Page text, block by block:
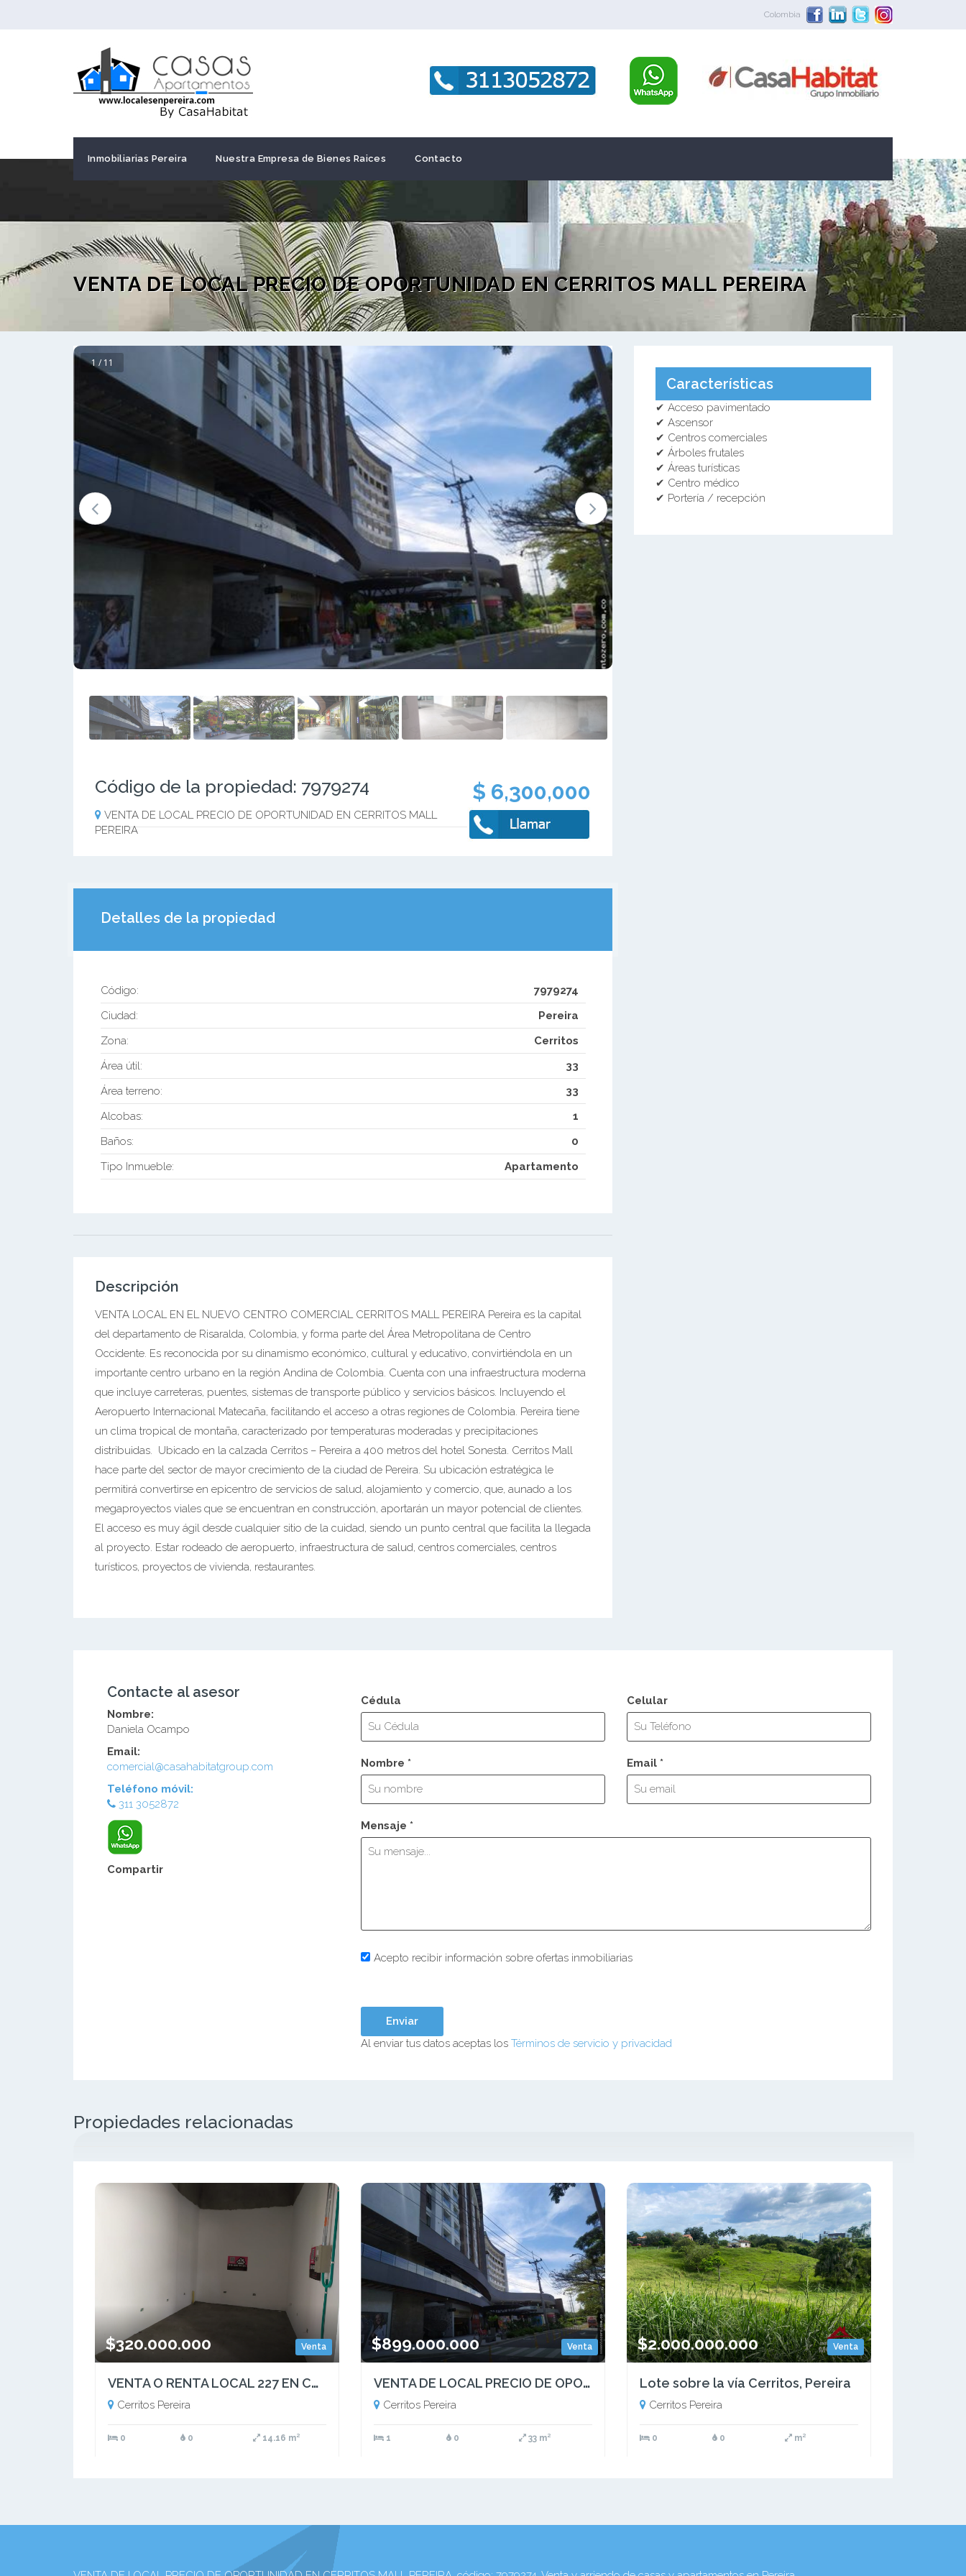
Colombia
Inmobiliarias Pereira Nuestra Empresa de Bienes Raices Contacto
VENTA DE LOCAL PRECIO DE OPORTUNIDAD EN CERRITOS MALL PEREIRA
1 / 11
Código de la propiedad: 7979274 $ 6,300,000
VENTA DE LOCAL PRECIO DE OPORTUNIDAD EN CERRITOS MALL
PEREIRA
Detalles de la propiedad
Código:
7979274
Ciudad:
Pereira
Zona:
Cerritos
Área útil:
33
Área terreno:
33
Alcobas:
1
Baños:
0
Tipo Inmueble:
Apartamento
Descripción
VENTA LOCAL EN EL NUEVO CENTRO COMERCIAL CERRITOS MALL PEREIRA Pereira es la capital
del departamento de Risaralda, Colombia, y forma parte del Área Metropolitana de Centro
Occidente. Es reconocida por su dinamismo económico, cultural y educativo, convirtiéndola en un
importante centro urbano en la región Andina de Colombia. Cuenta con una infraestructura moderna
que incluye carreteras, puentes, sistemas de transporte público y servicios básicos. Incluyendo el
Aeropuerto Internacional Matecaña, facilitando el acceso a otras regiones de Colombia. Pereira tiene
un clima tropical de montaña, caracterizado por temperaturas moderadas y precipitaciones
distribuidas. Ubicado en la calzada Cerritos – Pereira a 400 metros del hotel Sonesta. Cerritos Mall
hace parte del sector de mayor crecimiento de la ciudad de Pereira. Su ubicación estratégica le
permitirá convertirse en epicentro de servicios de salud, alojamiento y comercio, que, aunado a los
megaproyectos viales que se encuentran en construcción, aportarán un mayor potencial de clientes.
El acceso es muy ágil desde cualquier sitio de la cuidad, siendo un punto central que facilita la llegada
al proyecto. Estar rodeado de aeropuerto, infraestructura de salud, centros comerciales, centros
turísticos, proyectos de vivienda, restaurantes.
Características
✔ Acceso pavimentado
✔ Ascensor
✔ Centros comerciales
✔ Árboles frutales
✔ Áreas turísticas
✔ Centro médico
✔ Portería / recepción
Contacte al asesor
Nombre:
Daniela Ocampo
Email:
comercial@casahabitatgroup.com
Teléfono móvil:
311 3052872
Compartir
Cédula Celular
Nombre * Email *
Mensaje *
Acepto recibir información sobre ofertas inmobiliarias
Al enviar tus datos aceptas los Términos de servicio y privacidad
Propiedades relacionadas
Venta
$320.000.000
VENTA O RENTA LOCAL 227 EN COMERCIAL CERRITOS MALL PEREIRA
Cerritos Pereira
0 0 14.16 m²
Venta
$899.000.000
VENTA DE LOCAL PRECIO DE OPORTUNIDAD EN CERRITOS MALL PEREIRA
Cerritos Pereira
1 0 33 m²
Venta
$2.000.000.000
Lote sobre la vía Cerritos, Pereira
Cerritos Pereira
0 0 m²